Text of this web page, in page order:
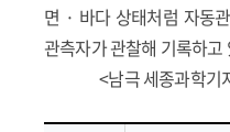
면 · 바다 상태처럼 자동
관측자가 관찰해 기록하고
<남극 세종과학기